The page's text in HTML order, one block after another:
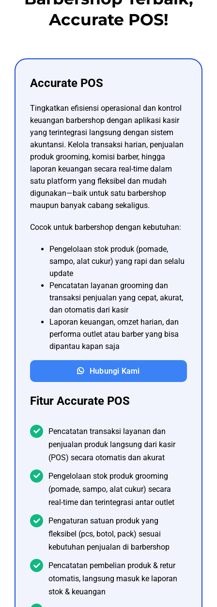
Accurate POS!
Accurate POS
Tingkatkan efisiensi operasional dan kontrol
keuangan barbershop dengan aplikasi kasir
yang terintegrasi langsung dengan sistem
akuntansi. Kelola transaksi harian, penjualan
produk grooming, komisi barber, hingga
laporan keuangan secara real-time dalam
satu platform yang fleksibel dan mudah
digunakan—baik untuk satu barbershop
maupun banyak cabang sekaligus.
Cocok untuk barbershop dengan kebutuhan:
Pengelolaan stok produk (pomade,
sampo, alat cukur) yang rapi dan selalu
update
Pencatatan layanan grooming dan
transaksi penjualan yang cepat, akurat,
dan otomatis dari kasir
Laporan keuangan, omzet harian, dan
performa outlet atau barber yang bisa
dipantau kapan saja
Hubungi Kami
Fitur Accurate POS
Pencatatan transaksi layanan dan
penjualan produk langsung dari kasir
(POS) secara otomatis dan akurat
Pengelolaan stok produk grooming
(pomade, sampo, alat cukur) secara
real-time dan terintegrasi antar outlet
Pengaturan satuan produk yang
fleksibel (pcs, botol, pack) sesuai
kebutuhan penjualan di barbershop
Pencatatan pembelian produk & retur
otomatis, langsung masuk ke laporan
stok & keuangan